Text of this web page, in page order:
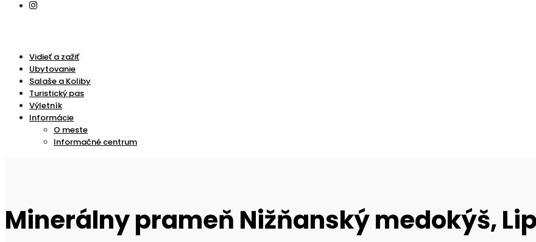
Vidieť a zažiť
Ubytovanie
Salaše a Koliby
Turistický pas
Výletník
Informácie
O meste
Informačné centrum
Minerálny prameň Nižňanský medokýš,